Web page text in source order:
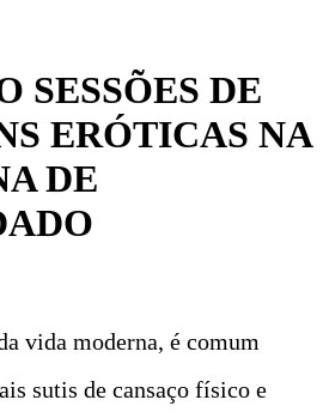
SESSÕES DE
ERÓTICAS NA
DE
vida moderna, é comum
sutis de cansaço físico e